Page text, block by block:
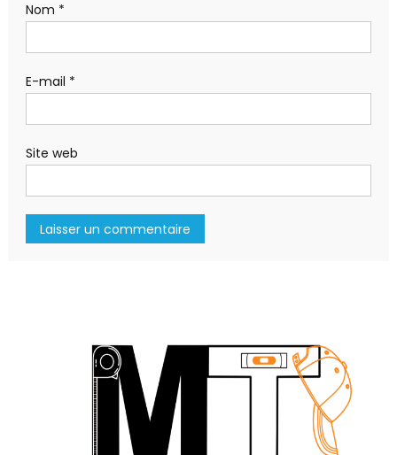
Nom *
E-mail *
Site web